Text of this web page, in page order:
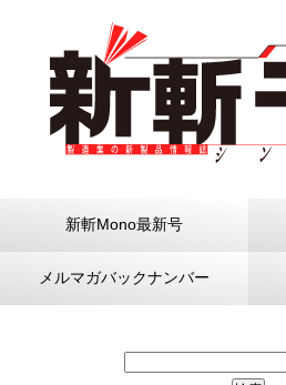
新斬Mono最新号
メルマガバックナンバー